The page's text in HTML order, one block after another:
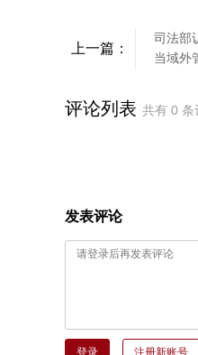
上一篇：
司法部
当域外
评论列表 共有 0 条
发表评论
登录 注册新账号